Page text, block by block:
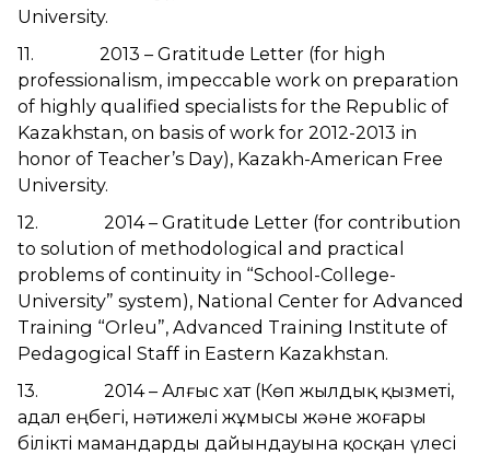
University.
11. 2013 – Gratitude Letter (for high
professionalism, impeccable work on preparation
of highly qualified specialists for the Republic of
Kazakhstan, on basis of work for 2012-2013 in
honor of Teacher’s Day), Kazakh-American Free
University.
12. 2014 – Gratitude Letter (for contribution
to solution of methodological and practical
problems of continuity in “School-College-
University” system), National Center for Advanced
Training “Orleu”, Advanced Training Institute of
Pedagogical Staff in Eastern Kazakhstan.
13. 2014 – Алғыс хат (Көп жылдық қызметі,
адал еңбегі, нәтижелі жұмысы және жоғары
білікті мамандарды дайындауына қосқан үлесі